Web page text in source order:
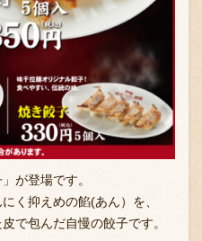
らせ
情報
が登場です。
く抑えめの餡(あん）を、
で包んだ自慢の餃子です。